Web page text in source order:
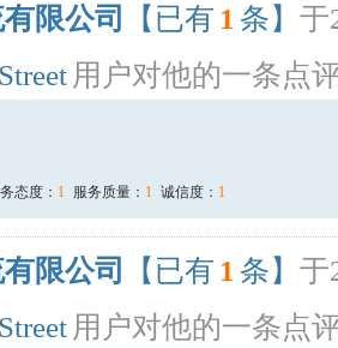
限公司 【已有 1 条】 于
用户对他的一条点
态度： 1 服务质量： 1 诚信度： 1
限公司 【已有 1 条】 于
用户对他的一条点